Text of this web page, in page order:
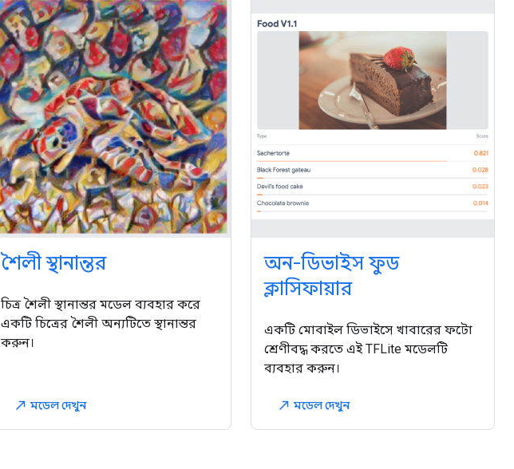
শৈলী স্থানান্তর
চিত্র শৈলী স্থানান্তর মডেল ব্যবহার করে
একটি চিত্রের শৈলী অন্যটিতে স্থানান্তর
করুন।
north_east মডেল দেখুন
অন-ডিভাইস ফুড
ক্লাসিফায়ার
একটি মোবাইল ডিভাইসে খাবারের ফটো
শ্রেণীবদ্ধ করতে এই TFLite মডেলটি
ব্যবহার করুন।
north_east মডেল দেখুন